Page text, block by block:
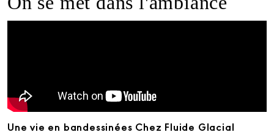
Une vie en bandessinées Chez Fluide Glacial